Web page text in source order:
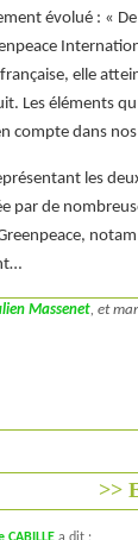
évolué : «
elle
Les éléments
dans
les
par de
Massenet, et
>>